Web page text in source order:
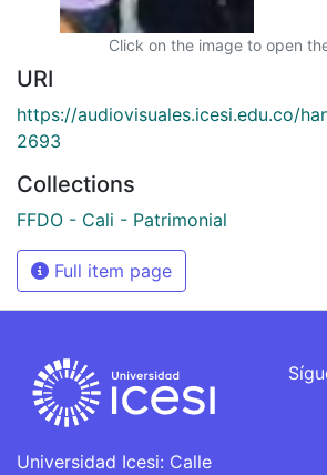
Click on the image to open
URI
https://audiovisuales.icesi.edu.co/
2693
Collections
FFDO - Cali - Patrimonial
Full item page
Universidad Icesi: Calle